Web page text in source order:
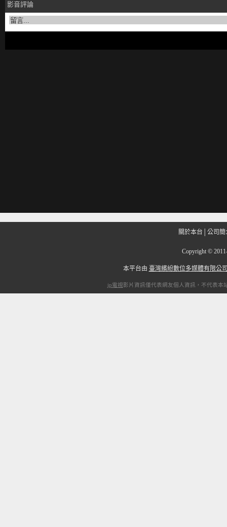
影音評論
關於本台 公司簡
Copyright ©
本平台由 臺灣繽紛數位多媒體有限公
ip電視影片資訊僅代表網友個人資訊，不代表本